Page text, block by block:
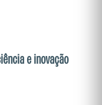
e inovação